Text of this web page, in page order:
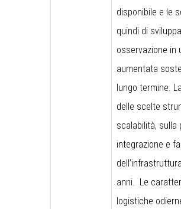
disponibile e le
quindi di
osservazione in
aumentata
lungo termine.
delle scelte
scalabilità, sulla
integrazione e
anni. Le
logistiche